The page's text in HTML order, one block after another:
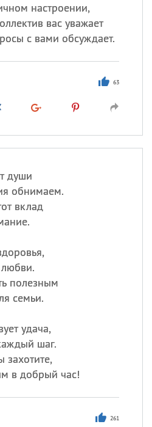
настроении,
вас уважает
с вами обсуждает.
63
души
обнимаем.
вклад
полезным
семьи.
удача,
шаг.
захотите,
в добрый час!
261